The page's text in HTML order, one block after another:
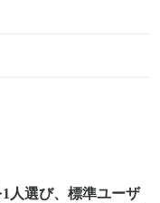
人選び、標準ユーザ